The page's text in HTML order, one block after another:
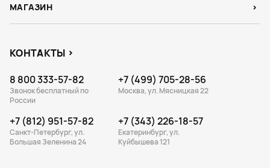
МАГАЗИН
КОНТАКТЫ
8 800 333-57-82
Звонок бесплатный по
России
+7 (499) 705-28-56
Москва, ул. Мясницкая 22
+7 (812) 951-57-82
Санкт-Петербург, ул.
Большая Зеленина 24
+7 (343) 226-18-57
Екатеринбург, ул.
Куйбышева 121